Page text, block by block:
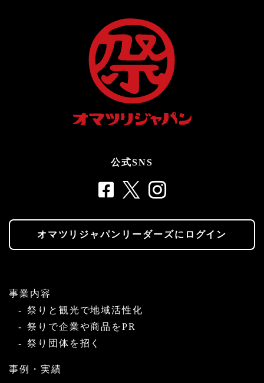
公式SNS
オマツリジャパンリーダーズにログイン
事業内容
祭りと観光で地域活性化
祭りで企業や商品をPR
祭り団体を招く
事例・実績